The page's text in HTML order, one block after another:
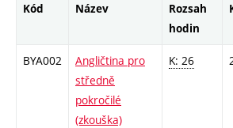
Kód Název
Rozsah
hodin
BYA002
Angličtina pro
středně
pokročilé
(zkouška)
K: 26